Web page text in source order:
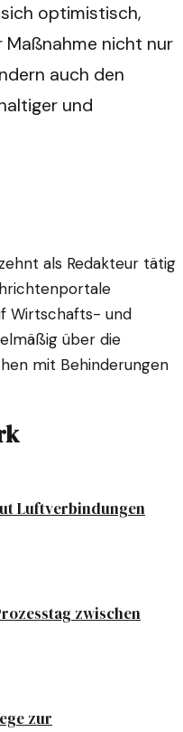
optimistisch,
Maßnahme nicht nur
auch den
und
als Redakteur tätig
Wirtschafts- und
über die
mit Behinderungen
Luftverbindungen
zwischen
zur